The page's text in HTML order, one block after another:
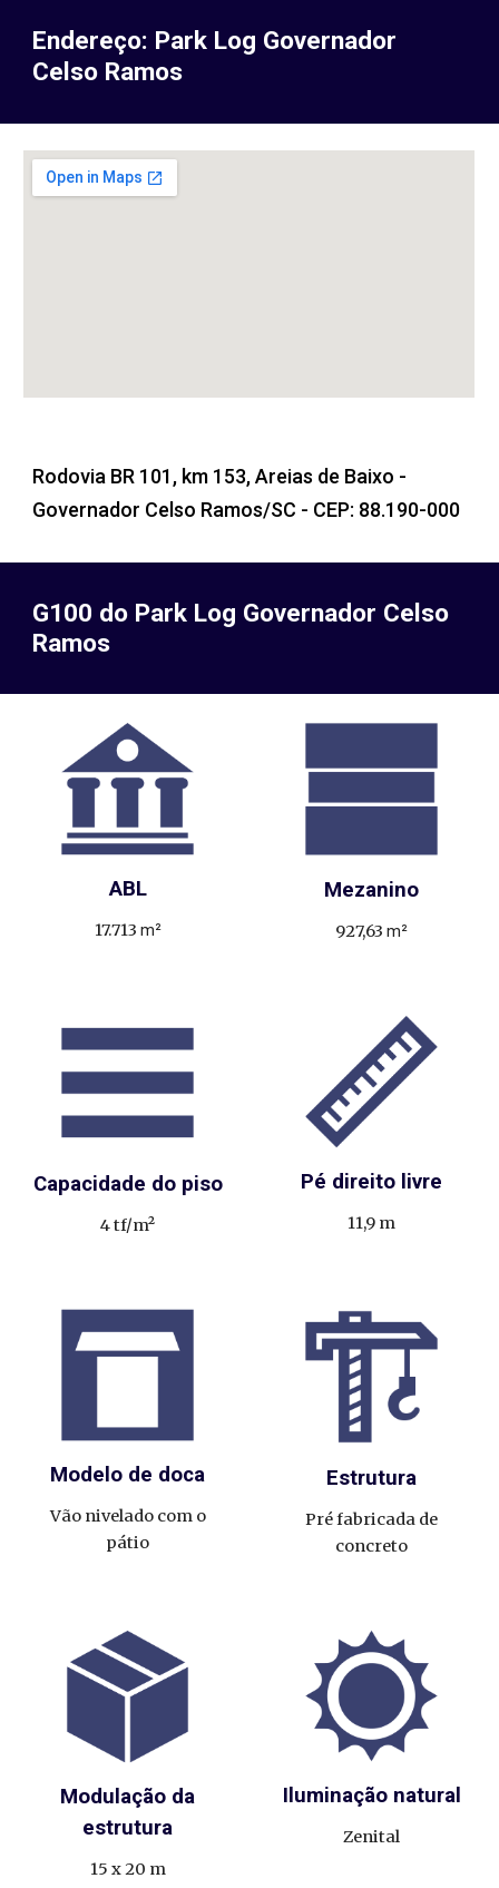
Endereço: Park Log Governador
Celso Ramos
Rodovia BR 101, km 153, Areias de Baixo -
Governador Celso Ramos/SC - CEP: 88.190-000
G100 do Park Log Governador Celso
Ramos
ABL
17.713 m²
Mezanino
927,63 m²
Capacidade do piso
4 tf/m²
Pé direito livre
11,9 m
Modelo de doca
Vão nivelado com o
pátio
Estrutura
Pré fabricada de
concreto
Modulação da
estrutura
15 x 20 m
Iluminação natural
Zenital